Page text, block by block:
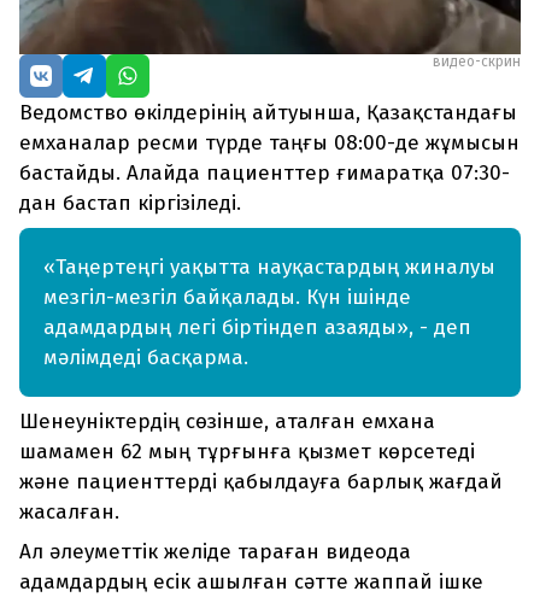
видео-скрин
Ведомство өкілдерінің айтуынша, Қазақстандағы
емханалар ресми түрде таңғы 08:00-де жұмысын
бастайды. Алайда пациенттер ғимаратқа 07:30-
дан бастап кіргізіледі.
«Таңертеңгі уақытта науқастардың жиналуы
мезгіл-мезгіл байқалады. Күн ішінде
адамдардың легі біртіндеп азаяды», - деп
мәлімдеді басқарма.
Шенеуніктердің сөзінше, аталған емхана
шамамен 62 мың тұрғынға қызмет көрсетеді
және пациенттерді қабылдауға барлық жағдай
жасалған.
Ал әлеуметтік желіде тараған видеода
адамдардың есік ашылған сәтте жаппай ішке